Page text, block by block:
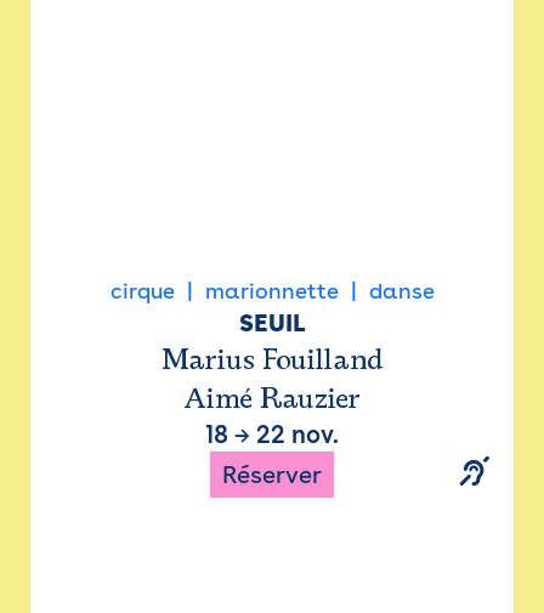
cirque marionnette danse
SEUIL
Marius Fouilland
Aimé Rauzier
18 → 22 nov.
Réserver